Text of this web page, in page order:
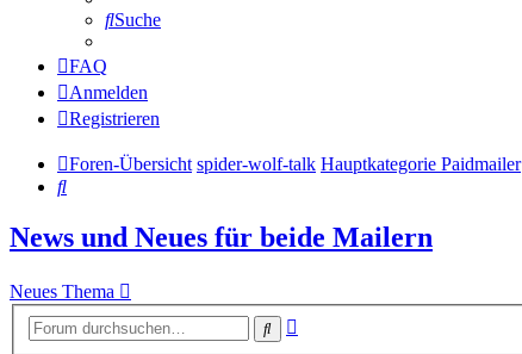
Suche
FAQ
Anmelden
Registrieren
Foren-Übersicht spider-wolf-talk Hauptkategorie Paidmailer
Suche
News und Neues für beide Mailern
Neues Thema
Suche